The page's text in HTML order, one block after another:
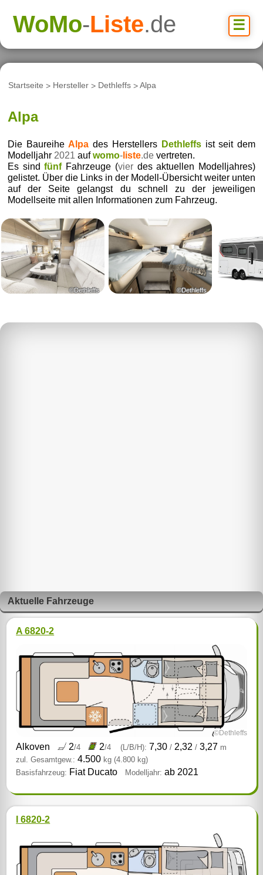
☰
WoMo-Liste.de
Startseite > Hersteller > Dethleffs >Alpa
Alpa
Die BaureiheAlpa des Herstellers Dethleffsist seit dem
Modelljahr 2021 aufwomo-liste.devertreten.
Es sindfünfFahrzeuge (vierdes aktuellen Modelljahres)
gelistet. Über die Links in der Modell-Übersicht weiter unten
auf der Seite gelangst du schnell zu der jeweiligen
Modellseite mit allen Informationen zum Fahrzeug.
©Dethleffs ©Dethleffs
Aktuelle Fahrzeuge
A 6820-2
©Dethleffs
Alkoven 2/4 2/4 (L/B/H): 7,30/ 2,32/ 3,27 m
zul. Gesamtgew.: 4.500 kg (4.800 kg)
Basisfahrzeug: Fiat Ducato Modelljahr: ab 2021
I 6820-2